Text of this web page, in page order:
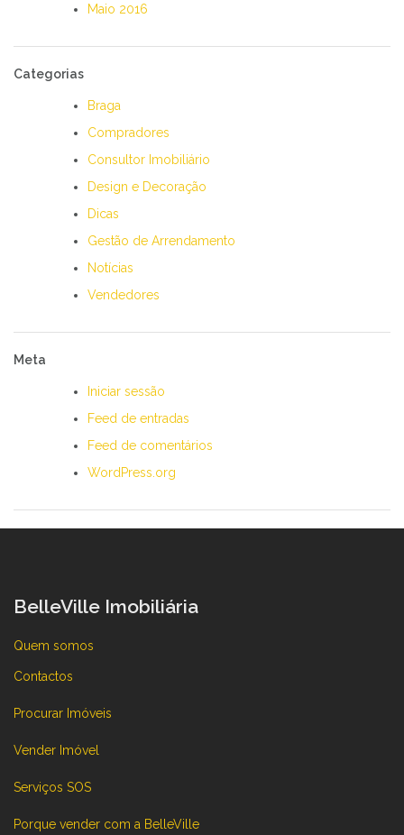
Maio 2016
Categorias
Braga
Compradores
Consultor Imobiliário
Design e Decoração
Dicas
Gestão de Arrendamento
Notícias
Vendedores
Meta
Iniciar sessão
Feed de entradas
Feed de comentários
WordPress.org
BelleVille Imobiliária
Quem somos
Contactos
Procurar Imóveis
Vender Imóvel
Serviços SOS
Porque vender com a BelleVille